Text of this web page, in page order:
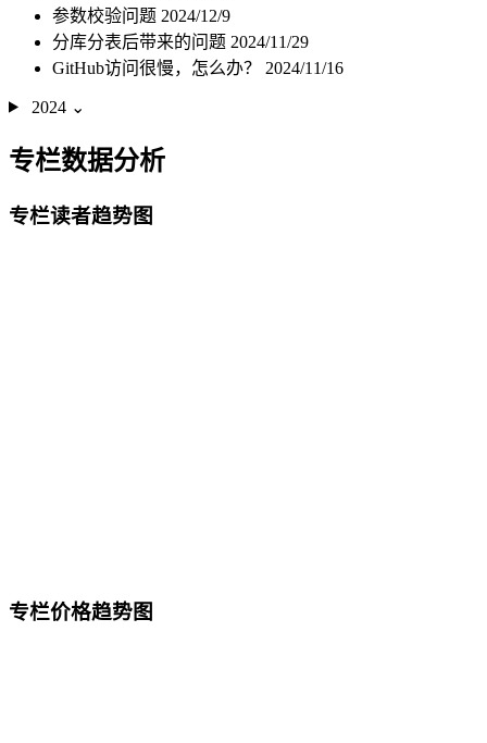
参数校验问题 2024/12/9
分库分表后带来的问题 2024/11/29
GitHub访问很慢，怎么办？ 2024/11/16
2024 ⌄
专栏数据分析
专栏读者趋势图
专栏价格趋势图